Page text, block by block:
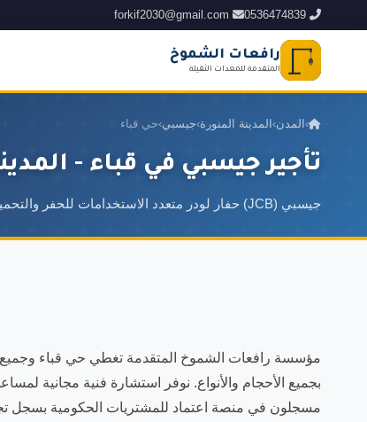
0536474839
forkif2030@gmail.com
رافعات الشموخ
المتقدمة للمعدات الثقيلة
› المدن› المدينة المنورة›جيسبي›حي قباء
تأجير جيسبي في قباء -
جيسبي (JCB) حفار لودر متعدد الاستخدامات للحفر والتحميل والنقل في مشاريع البناء
مؤسسة رافعات الشموخ المتقدمة تغطي حي قباء وجميع
بجميع الأحجام والأنواع. نوفر استشارة فنية مجانية